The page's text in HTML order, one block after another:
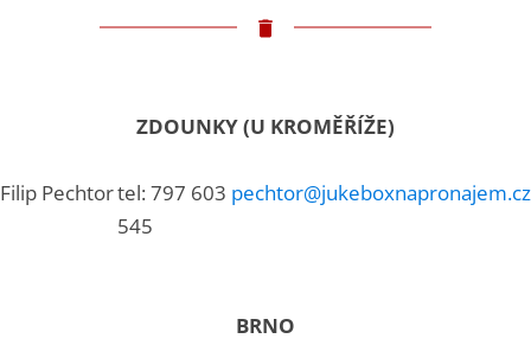
ZDOUNKY (U KROMĚŘÍŽE)
Filip Pechtortel: 797 603
545
pechtor@jukeboxnapronajem.cz
BRNO